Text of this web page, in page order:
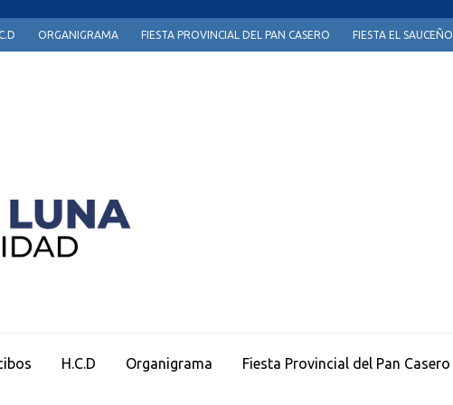
ORGANIGRAMA FIESTA PROVINCIAL DEL PAN CASERO FIESTA EL SAUCEÑO
H.C.D Organigrama Fiesta Provincial del Pan Casero